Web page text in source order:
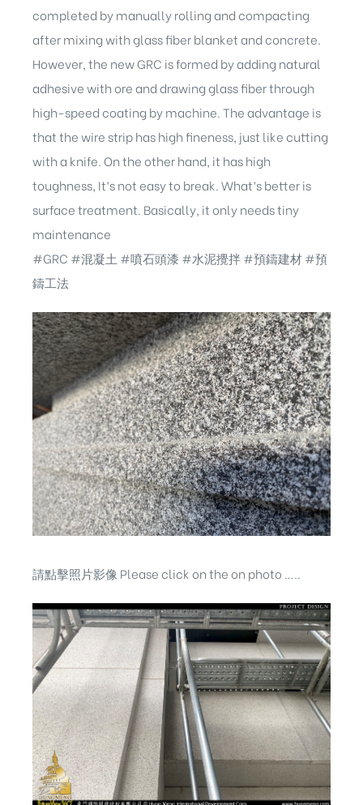
completed by manually rolling and compacting
after mixing with glass fiber blanket and concrete.
However, the new GRC is formed by adding natural
adhesive with ore and drawing glass fiber through
high-speed coating by machine. The advantage is
that the wire strip has high fineness, just like cutting
with a knife. On the other hand, it has high
toughness, It’s not easy to break. What’s better is
surface treatment. Basically, it only needs tiny
maintenance
#GRC #混凝土 #噴石頭漆 #水泥攪拌 #預鑄建材 #預
鑄工法
請點擊照片影像 Please click on the on photo …..